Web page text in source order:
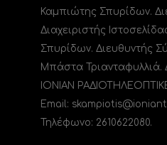
Καμπιώτης Σπυρίδων.
Διαχειριστής
Σπυρίδων. Διευθυντής
Μπάστα Τριανταφυλλιά.
ΙΟΝΙΑΝ
Email:
Τηλέφωνο: 2610622080.